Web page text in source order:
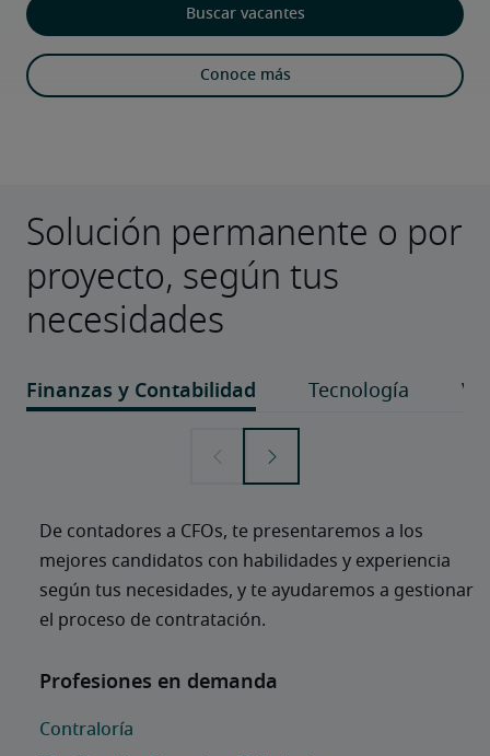
Buscar vacantes
Conoce más
Solución permanente o por
proyecto, según tus
necesidades
De contadores a CFOs, te presentaremos a los
mejores candidatos con habilidades y experiencia
según tus necesidades, y te ayudaremos a gestionar
el proceso de contratación.